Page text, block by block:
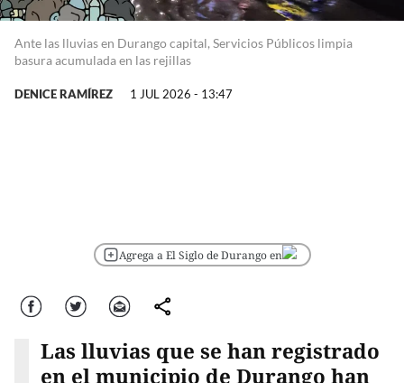
Ante las lluvias en Durango capital, Servicios Públicos limpia
basura acumulada en las rejillas
DENICE RAMÍREZ 1 JUL 2026 - 13:47
Agrega a El Siglo de Durango en
Facebook Twitter Correo comparte
Las lluvias que se han registrado
en el municipio de Durango han